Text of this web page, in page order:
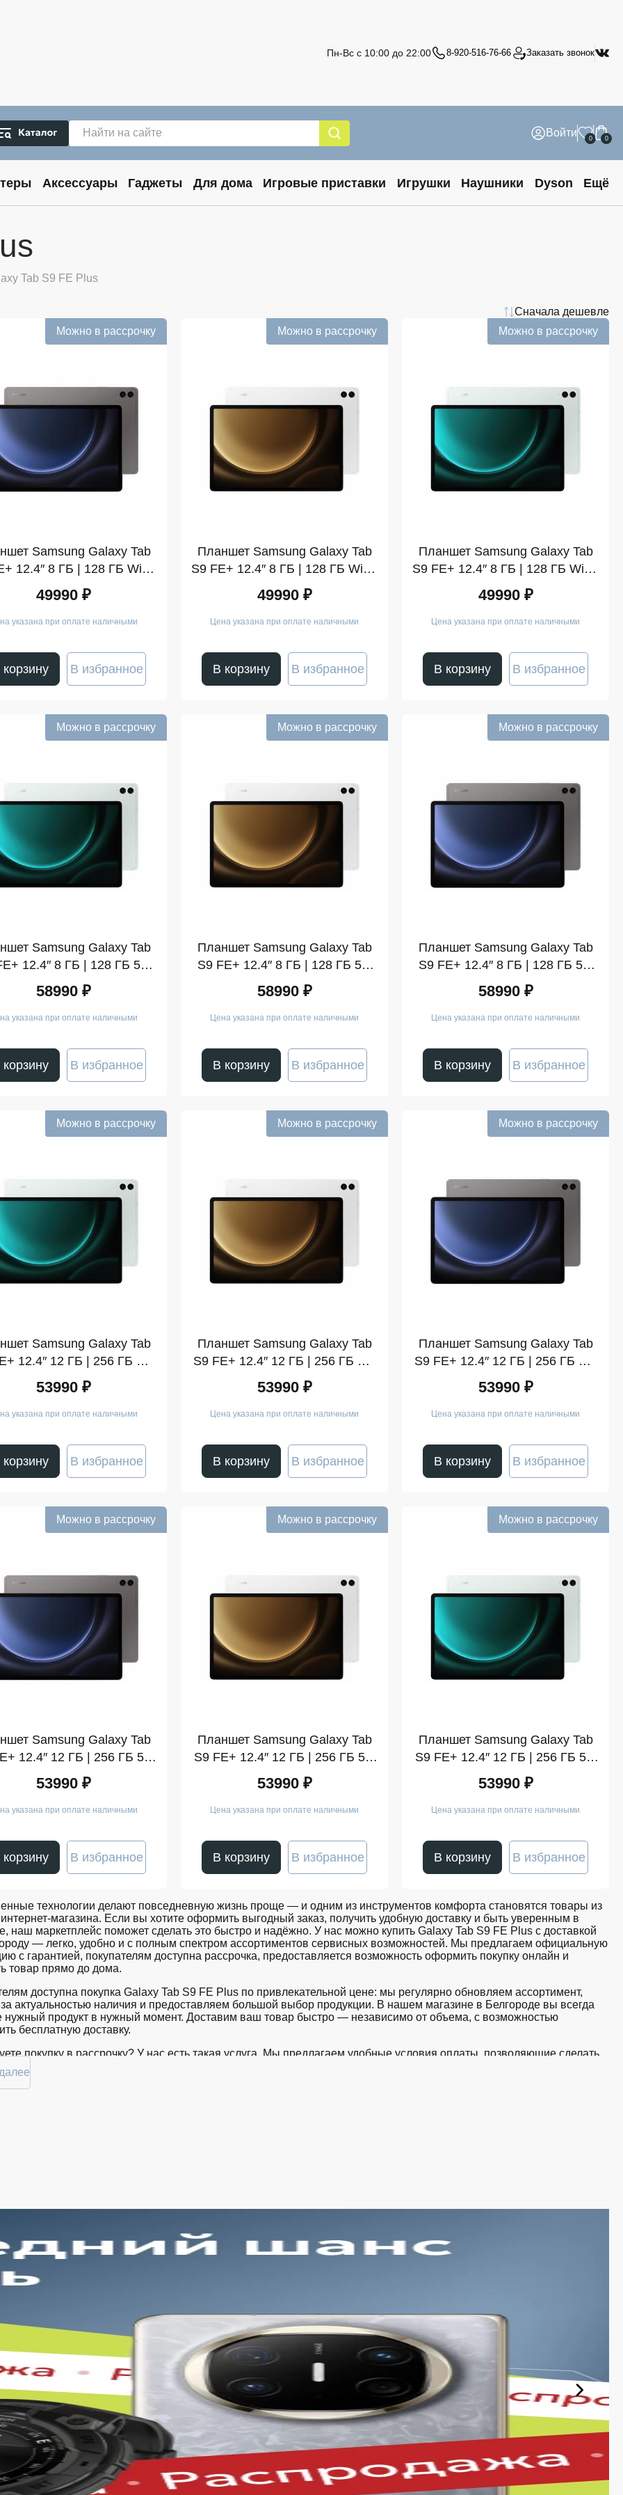
Пн-Вс с 10:00 до 22:00 8-920-516-76-66 Заказать звонок
Войти 0 0
Аксессуары Гаджеты Для дома Игровые приставки Игрушки Наушники Dyson Ещё
Tab S9 FE Plus
Сначала дешевле
Можно в рассрочку
Samsung Galaxy Tab
12.4″ 8 ГБ | 128 ГБ Wi-Fi
Графит (SM-X610)
49990 ₽
указана при оплате наличными
В избранное
Можно в рассрочку
Планшет Samsung Galaxy Tab
S9 FE+ 12.4″ 8 ГБ | 128 ГБ Wi-Fi
Серебро (SM-X610)
49990 ₽
Цена указана при оплате наличными
В корзину В избранное
Можно в рассрочку
Планшет Samsung Galaxy Tab
S9 FE+ 12.4″ 8 ГБ | 128 ГБ Wi-Fi
Мятный (SM-X610)
49990 ₽
Цена указана при оплате наличными
В корзину В избранное
Можно в рассрочку
Samsung Galaxy Tab
12.4″ 8 ГБ | 128 ГБ 5G
Мятный (SM-X610)
58990 ₽
указана при оплате наличными
В избранное
Можно в рассрочку
Планшет Samsung Galaxy Tab
S9 FE+ 12.4″ 8 ГБ | 128 ГБ 5G
Серебро (SM-X610)
58990 ₽
Цена указана при оплате наличными
В корзину В избранное
Можно в рассрочку
Планшет Samsung Galaxy Tab
S9 FE+ 12.4″ 8 ГБ | 128 ГБ 5G
Графит (SM-X610)
58990 ₽
Цена указана при оплате наличными
В корзину В избранное
Можно в рассрочку
Samsung Galaxy Tab
12.4″ 12 ГБ | 256 ГБ Wi-
Fi Мятный (SM-X610)
53990 ₽
указана при оплате наличными
В избранное
Можно в рассрочку
Планшет Samsung Galaxy Tab
S9 FE+ 12.4″ 12 ГБ | 256 ГБ Wi-
Fi Серебро (SM-X610)
53990 ₽
Цена указана при оплате наличными
В корзину В избранное
Можно в рассрочку
Планшет Samsung Galaxy Tab
S9 FE+ 12.4″ 12 ГБ | 256 ГБ Wi-
Fi Графит (SM-X610)
53990 ₽
Цена указана при оплате наличными
В корзину В избранное
Можно в рассрочку
Samsung Galaxy Tab
12.4″ 12 ГБ | 256 ГБ 5G
Графит (SM-X610)
53990 ₽
указана при оплате наличными
В избранное
Можно в рассрочку
Планшет Samsung Galaxy Tab
S9 FE+ 12.4″ 12 ГБ | 256 ГБ 5G
Серебро (SM-X610)
53990 ₽
Цена указана при оплате наличными
В корзину В избранное
Можно в рассрочку
Планшет Samsung Galaxy Tab
S9 FE+ 12.4″ 12 ГБ | 256 ГБ 5G
Мятный (SM-X610)
53990 ₽
Цена указана при оплате наличными
В корзину В избранное
технологии делают повседневную жизнь проще — и одним из инструментов комфорта становятся товары из
магазина. Если вы хотите оформить выгодный заказ, получить удобную доставку и быть уверенным в
наш маркетплейс поможет сделать это быстро и надёжно. У нас можно купить Galaxy Tab S9 FE Plus с доставкой
— легко, удобно и с полным спектром ассортиментов сервисных возможностей. Мы предлагаем официальную
с гарантией, покупателям доступна рассрочка, предоставляется возможность оформить покупку онлайн и
товар прямо до дома.
доступна покупка Galaxy Tab S9 FE Plus по привлекательной цене: мы регулярно обновляем ассортимент,
актуальностью наличия и предоставляем большой выбор продукции. В нашем магазине в Белгороде вы всегда
нужный продукт в нужный момент. Доставим ваш товар быстро — независимо от объема, с возможностью
бесплатную доставку.
покупку в рассрочку? У нас есть такая услуга. Мы предлагаем удобные условия оплаты, позволяющие сделать
вы сможете в кратчайшие сроки.
наличие на складе. Информация о наличии обновляется в режиме реального времени.
цена Galaxy Tab S9 FE Plus без скрытых комиссий. Все цены на сайте прозрачны и соответствуют итоговой
при оформлении заказа.
детали по рассрочке прямо в карточке товара.
доставка по Белгороду. Курьерская служба работает ежедневно и доставляет заказы по всему
магазина в кратчайшие сроки.
делает покупку Galaxy Tab S9 FE Plus простой и безопасной. Мы гарантируем, что вы получите именно тот
который был указан в карточке, — с подтверждёнными характеристиками и официальной гарантией.
Galaxy Tab S9 FE Plus в iSpace без переплат!
магазин предоставляет выгодные условия для покупателей, стремящихся сэкономить, не жертвуя качеством.
всегда можете рассчитывать на адекватную цену, отличные условия покупки и доставку Galaxy Tab S9 FE Plus в
для вас время. Мы следим за тем, чтобы каждая часть заказа соответствовала ожиданиям — от первого клика на
получения на руки. Преимущества продажи на нашей платформе: